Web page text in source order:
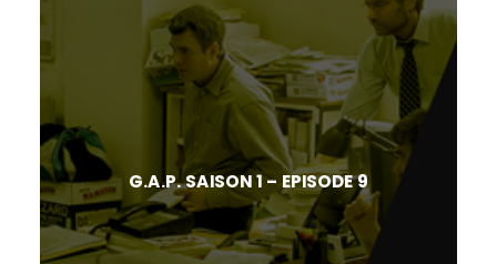
G.A.P. SAISON 1 – EPISODE 9